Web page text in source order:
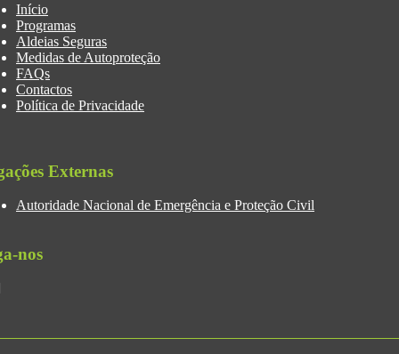
Início
Programas
Aldeias Seguras
Medidas de Autoproteção
FAQs
Contactos
Política de Privacidade
Externas
Autoridade Nacional de Emergência e Proteção Civil
nos